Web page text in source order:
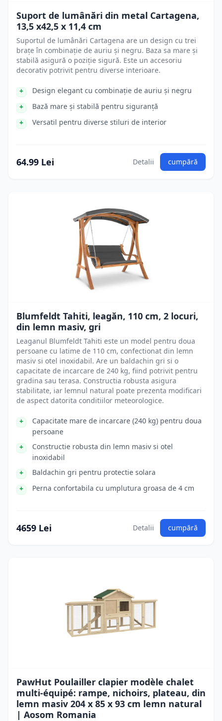
Suport de lumânări din metal Cartagena,
13,5 x42,5 x 11,4 cm
Suportul de lumânări Cartagena are un design cu trei
brațe în combinație de auriu și negru. Baza sa mare și
stabilă asigură o poziție sigură. Este un accesoriu
decorativ potrivit pentru diverse interioare.
Design elegant cu combinație de auriu și negru
Bază mare și stabilă pentru siguranță
Versatil pentru diverse stiluri de interior
64.99 Lei Detalii cumpără
Blumfeldt Tahiti, leagăn, 110 cm, 2 locuri,
din lemn masiv, gri
Leaganul Blumfeldt Tahiti este un model pentru doua
persoane cu latime de 110 cm, confectionat din lemn
masiv si otel inoxidabil. Are un baldachin gri si o
capacitate de incarcare de 240 kg, fiind potrivit pentru
gradina sau terasa. Constructia robusta asigura
stabilitate, iar lemnul natural poate prezenta modificari
de aspect datorita conditiilor meteorologice.
Capacitate mare de incarcare (240 kg) pentru doua
persoane
Constructie robusta din lemn masiv si otel
inoxidabil
Baldachin gri pentru protectie solara
Perna confortabila cu umplutura groasa de 4 cm
4659 Lei Detalii cumpără
PawHut Poulailler clapier modèle chalet
multi-équipé: rampe, nichoirs, plateau, din
lemn masiv 204 x 85 x 93 cm lemn natural
| Aosom Romania